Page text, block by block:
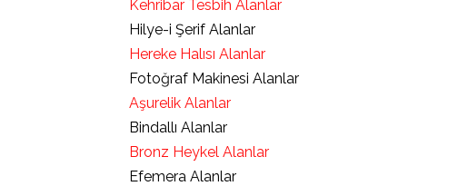
Kehribar Tesbih Alanlar
Hilye-i Şerif Alanlar
Hereke Halısı Alanlar
Fotoğraf Makinesi Alanlar
Aşurelik Alanlar
Bindallı Alanlar
Bronz Heykel Alanlar
Efemera Alanlar